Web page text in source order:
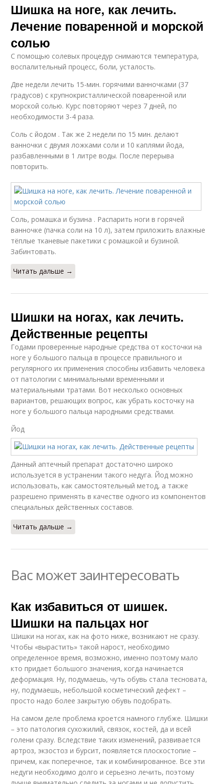
Шишка на ноге, как лечить.
Лечение поваренной и морской
солью
С помощью солевых процедур снимаются температура,
воспалительный процесс, боли, усталость.
Две недели лечить 15-мин. горячими ванночками (37
градусов) с крупнокристаллической поваренной или
морской солью. Курс повторяют через 7 дней, по
необходимости 3-4 раза.
Соль с йодом . Так же 2 недели по 15 мин. делают
ванночки с двумя ложками соли и 10 каплями йода,
разбавленными в 1 литре воды. После перерыва
повторить.
Соль, ромашка и бузина . Распарить ноги в горячей
ванночке (пачка соли на 10 л), затем приложить влажные
тёплые тканевые пакетики с ромашкой и бузиной.
Забинтовать.
Читать дальше →
Шишки на ногах, как лечить.
Действенные рецепты
Годами проверенные народные средства от косточки на
ноге у большого пальца в процессе правильного и
регулярного их применения способны избавить человека
от патологии с минимальными временными и
материальными тратами. Вот несколько основных
вариантов, решающих вопрос, как убрать косточку на
ноге у большого пальца народными средствами.
Йод
Данный аптечный препарат достаточно широко
используется в устранении такого недуга. Йод можно
использовать, как самостоятельный метод, а также
разрешено применять в качестве одного из компонентов
специальных действенных составов.
Читать дальше →
Вас может заинтересовать
Как избавиться от шишек.
Шишки на пальцах ног
Шишки на ногах, как на фото ниже, возникают не сразу.
Чтобы «вырастить» такой нарост, необходимо
определенное время, возможно, именно поэтому мало
кто придает большого значения, когда начинается
деформация. Ну, подумаешь, чуть обувь стала тесновата,
ну, подумаешь, небольшой косметический дефект –
просто надо более закрытую обувь подобрать.
На самом деле проблема кроется намного глубже. Шишки
– это патология сухожилий, связок, костей, да и всей
голени сразу. Вследствие таких изменений, развивается
артроз, экзостоз и бурсит, появляется плоскостопие –
причем, как поперечное, так и комбинированное. Все эти
недуги необходимо долго и серьезно лечить, поэтому